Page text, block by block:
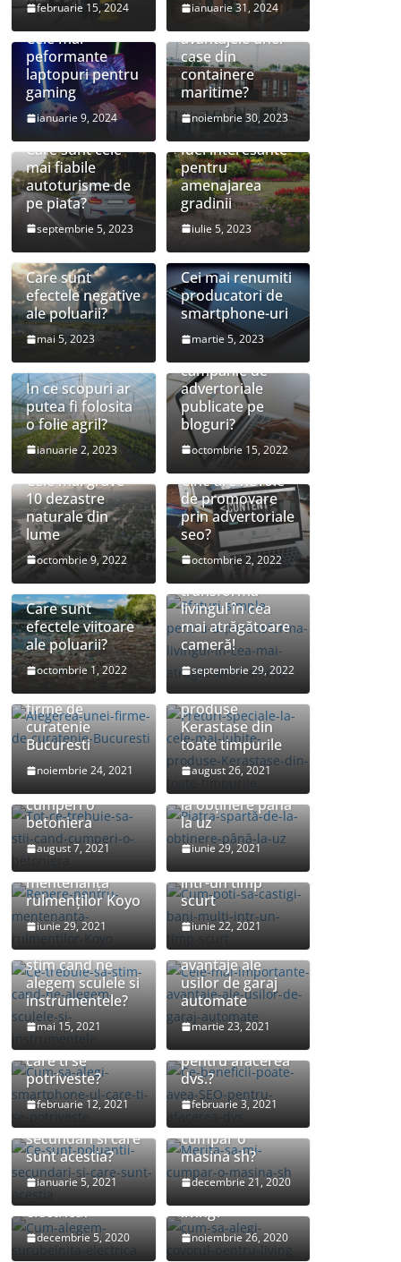
februarie 15, 2024 ianuarie 31, 2024
Cele mai
peformante
laptopuri pentru
gaming
ianuarie 9, 2024
Care sunt
avantajele unei
case din
containere
maritime?
noiembrie 30, 2023
Care sunt cele
mai fiabile
autoturisme de
pe piata?
septembrie 5, 2023
Idei interesante
pentru
amenajarea
gradinii
iulie 5, 2023
Care sunt
efectele negative
ale poluarii?
mai 5, 2023
Cei mai renumiti
producatori de
smartphone-uri
martie 5, 2023
In ce scopuri ar
putea fi folosita
o folie agril?
ianuarie 2, 2023
campanie de
advertoriale
publicate pe
bloguri?
octombrie 15, 2022
Cele mai grave
10 dezastre
naturale din
lume
octombrie 9, 2022
Cine are nevoie
de promovare
prin advertoriale
seo?
octombrie 2, 2022
Care sunt
efectele viitoare
ale poluarii?
octombrie 1, 2022
Sfaturi simple
pentru a-ți
transforma
livingul în cea
mai atrăgătoare
cameră!
septembrie 29, 2022
Alegerea unei
firme de
curatenie
Bucuresti
noiembrie 24, 2021
Preturi speciale
la cele mai iubite
produse
Kerastase din
toate timpurile
august 26, 2021
Tot ce trebuie sa
cumperi o
betoniera
august 7, 2021
la obținere până
la uz
iunie 29, 2021
Repere pentru
mentenanța
rulmenților Koyo
iunie 29, 2021
Cum poti sa
intr-un timp
scurt
iunie 22, 2021
Ce trebuie sa
stim cand ne
alegem sculele si
instrumentele?
mai 15, 2021
Cele mai
importante
avantaje ale
usilor de garaj
automate
martie 23, 2021
Cum sa alegi
smartphone-ul
care ti se
potriveste?
februarie 12, 2021
Ce beneficii
pentru afacerea
dvs.?
februarie 3, 2021
Ce sunt poluantii
secundari si care
sunt acestia?
ianuarie 5, 2021
Merita sa-mi
cumpar o
masina sh?
decembrie 21, 2020
Cum alegem
surubelnita
electrica?
decembrie 5, 2020
Cum sa alegi
covorul pentru
living?
noiembrie 26, 2020
Ce alegem:
smartphone sau
Top 5 programe